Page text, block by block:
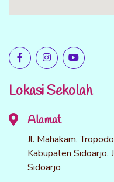
Lokasi Sekolah
Alamat
Jl. Mahakam,
Kabupaten Sidoarjo,
Sidoarjo